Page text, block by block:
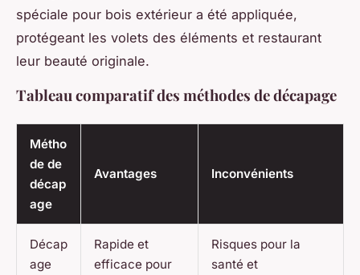
spéciale pour bois extérieur a été appliquée,
protégeant les volets des éléments et restaurant
leur beauté originale.
Tableau comparatif des méthodes de décapage
Métho
de de
décap
age
Avantages Inconvénients
Décap
age
Rapide et
efficace pour
Risques pour la
santé et